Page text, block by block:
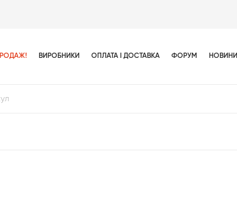
ВИРОБНИКИ ОПЛАТА І ДОСТАВКА ФОРУМ НОВИНИ